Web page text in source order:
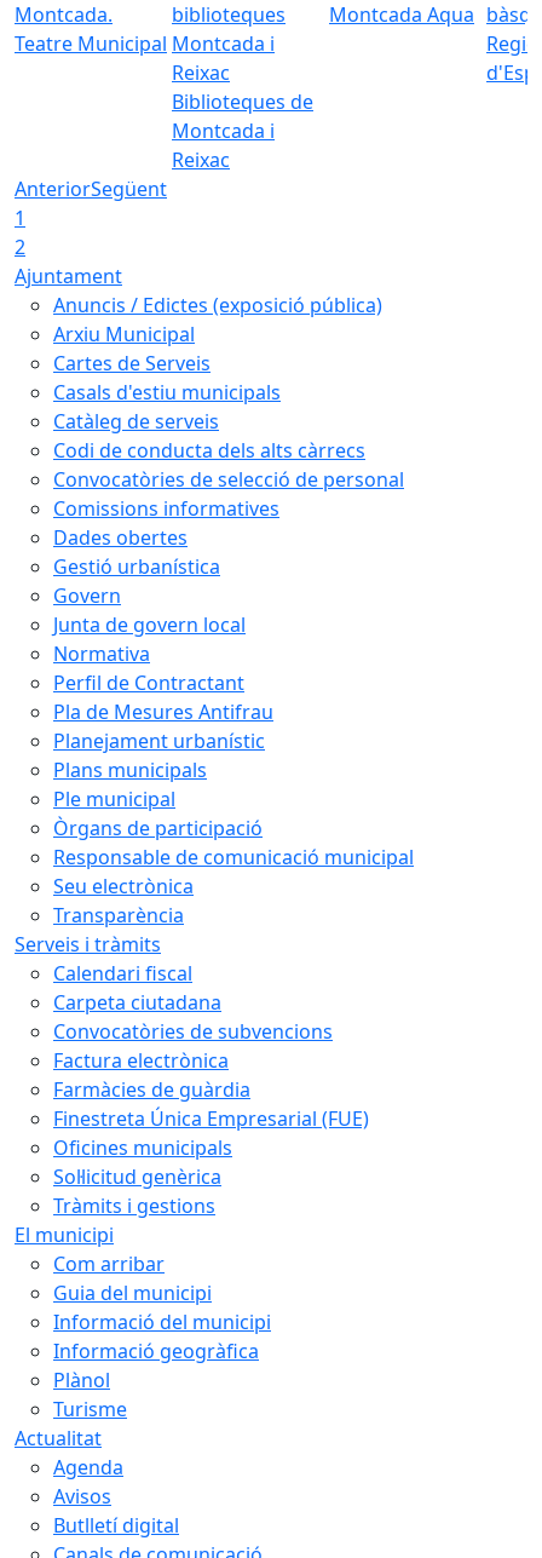
Teatre Municipal
Biblioteques de
Montcada i
Reixac
Montcada Aqua
AnteriorSegüent
1
2
Ajuntament
Anuncis / Edictes (exposició pública)
Arxiu Municipal
Cartes de Serveis
Casals d'estiu municipals
Catàleg de serveis
Codi de conducta dels alts càrrecs
Convocatòries de selecció de personal
Comissions informatives
Dades obertes
Gestió urbanística
Govern
Junta de govern local
Normativa
Perfil de Contractant
Pla de Mesures Antifrau
Planejament urbanístic
Plans municipals
Ple municipal
Òrgans de participació
Responsable de comunicació municipal
Seu electrònica
Transparència
Serveis i tràmits
Calendari fiscal
Carpeta ciutadana
Convocatòries de subvencions
Factura electrònica
Farmàcies de guàrdia
Finestreta Única Empresarial (FUE)
Oficines municipals
Sol·licitud genèrica
Tràmits i gestions
El municipi
Com arribar
Guia del municipi
Informació del municipi
Informació geogràfica
Plànol
Turisme
Actualitat
Agenda
Avisos
Butlletí digital